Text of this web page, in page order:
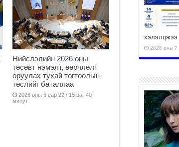
Нийслэлийн 2026 оны
төсөвт нэмэлт, өөрчлөлт
оруулах тухай тогтоолын
төслийг баталлаа
2026 оны 6 сар 22 / 15 цаг 40
минут
хэлэлцжээ
2026 оны 7
хувийн
2026 оны 7